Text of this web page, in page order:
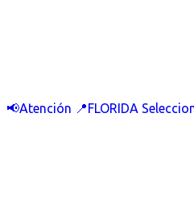
📢Atención 📍FLORIDA